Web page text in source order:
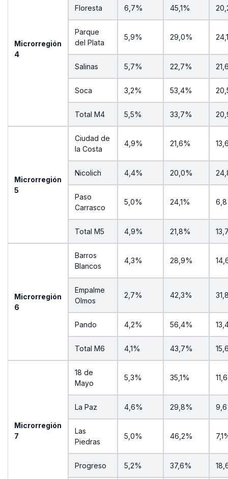
Microrregión
4
Floresta 6,7% 45,1%
Parque
del Plata
5,9% 29,0%
Salinas 5,7% 22,7%
Soca 3,2% 53,4%
Total M4 5,5% 33,7%
Microrregión
5
Ciudad de
la Costa
4,9% 21,6%
Nicolich 4,4% 20,0%
Paso
Carrasco
5,0% 24,1%
Total M5 4,9% 21,8%
Microrregión
6
Barros
Blancos
4,3% 28,9%
Empalme
Olmos
2,7% 42,3%
Pando 4,2% 56,4%
Total M6 4,1% 43,7%
Microrregión
7
18 de
Mayo
5,3% 35,1%
La Paz 4,6% 29,8%
Las
Piedras
5,0% 46,2%
Progreso 5,2% 37,6%